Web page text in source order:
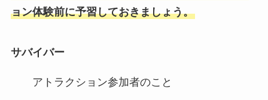
ョン体験前に予習しておきましょう。
サバイバー
アトラクション参加者のこと